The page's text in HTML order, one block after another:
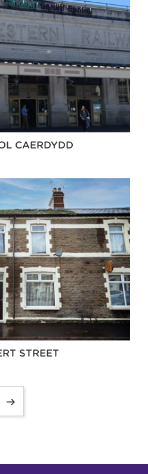
CAERDYDD
STREET